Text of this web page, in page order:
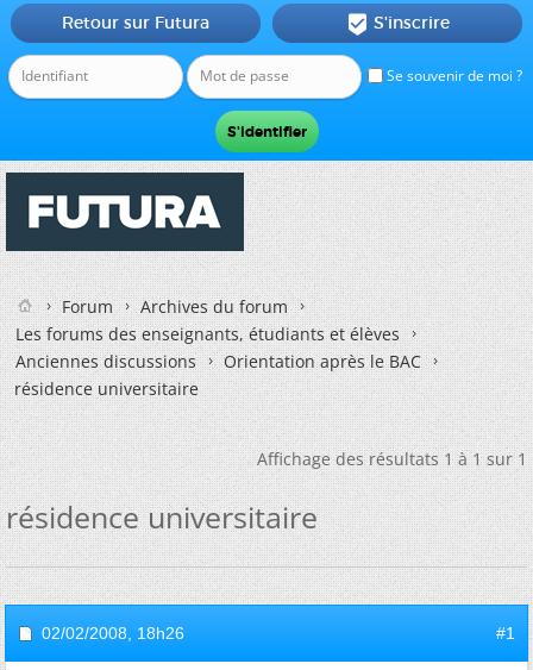
Se souvenir de moi ?
Retour sur Futura  S'inscrire
Forum
Archives du forum
Les forums des enseignants, étudiants et élèves
Anciennes discussions
Orientation après le BAC
résidence universitaire
Affichage des résultats 1 à 1 sur 1
résidence universitaire
02/02/2008, 18h26 #1